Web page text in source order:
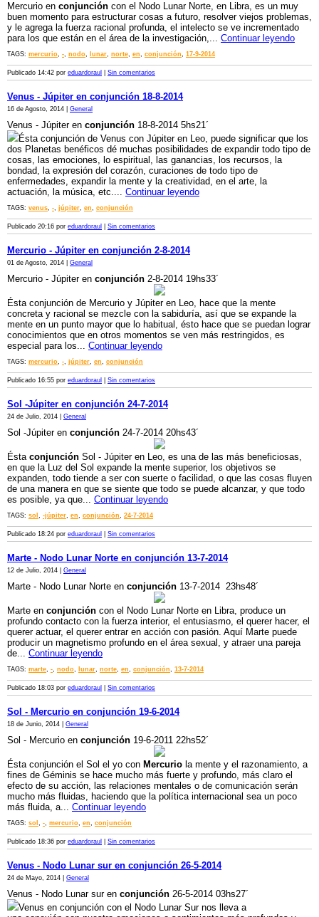
Mercurio en conjunción con el Nodo Lunar Norte, en Libra, es un muy
buen momento para estructurar cosas a futuro, resolver viejos problemas,
y le agrega la fuerza racional profunda, el intelecto se ve incrementado
para los que están en el área de la investigación,... Continuar leyendo
TAGS: mercurio, -, nodo, lunar, norte, en, conjunción, 17-9-2014
Publicado 14:42 por eduardoraul Sin comentarios
Venus - Júpiter en conjunción 18-8-2014
16 de Agosto, 2014 | General
Venus - Júpiter en conjunción 18-8-2014 5hs21´
Ésta conjunción de Venus con Júpiter en Leo, puede significar que los
dos Planetas benéficos dé muchas posibilidades de expandir todo tipo de
cosas, las emociones, lo espiritual, las ganancias, los recursos, la
bondad, la expresión del corazón, curaciones de todo tipo de
enfermedades, expandir la mente y la creatividad, en el arte, la
actuación, la música, etc.... Continuar leyendo
TAGS: venus, -, júpiter, en, conjunción
Publicado 20:16 por eduardoraul Sin comentarios
Mercurio - Júpiter en conjunción 2-8-2014
01 de Agosto, 2014 | General
Mercurio - Júpiter en conjunción 2-8-2014 19hs33´
Ésta conjunción de Mercurio y Júpiter en Leo, hace que la mente
concreta y racional se mezcle con la sabiduría, así que se expande la
mente en un punto mayor que lo habitual, ésto hace que se puedan lograr
conocimientos que en otros momentos se ven más restringidos, es
especial para los... Continuar leyendo
TAGS: mercurio, -, júpiter, en, conjunción
Publicado 16:55 por eduardoraul Sin comentarios
Sol -Júpiter en conjunción 24-7-2014
24 de Julio, 2014 | General
Sol -Júpiter en conjunción 24-7-2014 20hs43´
Ésta conjunción Sol - Júpiter en Leo, es una de las más beneficiosas,
en que la Luz del Sol expande la mente superior, los objetivos se
expanden, todo tiende a ser con suerte o facilidad, o que las cosas fluyen
de una manera en que se siente que todo se puede alcanzar, y que todo
es posible, ya que... Continuar leyendo
TAGS: sol , -júpiter, en, conjunción, 24-7-2014
Publicado 18:24 por eduardoraul Sin comentarios
Marte - Nodo Lunar Norte en conjunción 13-7-2014
12 de Julio, 2014 | General
Marte - Nodo Lunar Norte en conjunción 13-7-2014 23hs48´
Marte en conjunción con el Nodo Lunar Norte en Libra, produce un
profundo contacto con la fuerza interior, el entusiasmo, el querer hacer, el
querer actuar, el querer entrar en acción con pasión. Aquí Marte puede
producir un magnetismo profundo en el área sexual, y atraer una pareja
de... Continuar leyendo
TAGS: marte, -, nodo, lunar, norte, en, conjunción, 13-7-2014
Publicado 18:03 por eduardoraul Sin comentarios
Sol - Mercurio en conjunción 19-6-2014
18 de Junio, 2014 | General
Sol - Mercurio en conjunción 19-6-2011 22hs52´
Ésta conjunción el Sol el yo con Mercurio la mente y el razonamiento, a
fines de Géminis se hace mucho más fuerte y profundo, más claro el
efecto de su acción, las relaciones mentales o de comunicación serán
mucho más fluidas, haciendo que la política internacional sea un poco
más fluida, a... Continuar leyendo
TAGS: sol , -, mercurio, en, conjunción
Publicado 18:36 por eduardoraul Sin comentarios
Venus - Nodo Lunar sur en conjunción 26-5-2014
24 de Mayo, 2014 | General
Venus - Nodo Lunar sur en conjunción 26-5-2014 03hs27´
Venus en conjunción con el Nodo Lunar Sur nos lleva a